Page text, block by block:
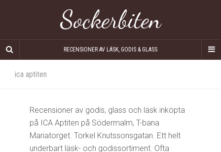
Sockerbiten
RECENSIONER AV LÄSK, GODIS & GLASS
ica aptiten
Recensioner av godis, glass och läsk inköpta
på ICA Aptiten på Södermalm, T-bana
Mariatorget. Torkel Knutssonsgatan. Ett helt
underbart läsk- och godissortiment. Ofta